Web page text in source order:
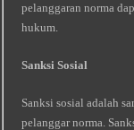
pelanggaran norma
hukum.
Sanksi Sosial
Sanksi sosial adalah
pelanggar norma.